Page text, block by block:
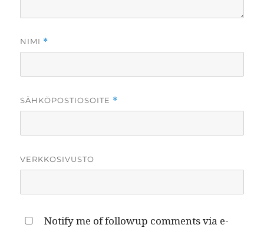
NIMI *
SÄHKÖPOSTIOSOITE *
VERKKOSIVUSTO
Notify me of followup comments via e-